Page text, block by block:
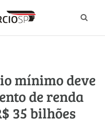
mínimo deve
de renda
35 bilhões